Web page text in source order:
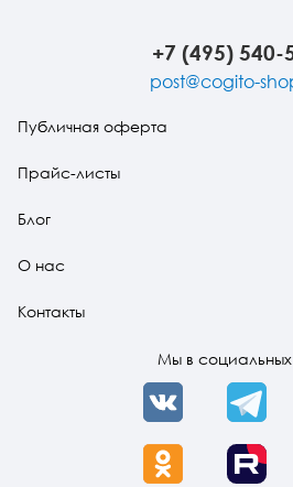
+7 (495) 540-
post@cogito-
Публичная оферта
Прайс-листы
Блог
О нас
Контакты
Мы в социальных
VK Telegram
OK Rutube